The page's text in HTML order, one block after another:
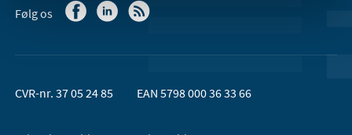
Følg os
CVR-nr. 37 05 24 85 EAN 5798 000 36 33 66